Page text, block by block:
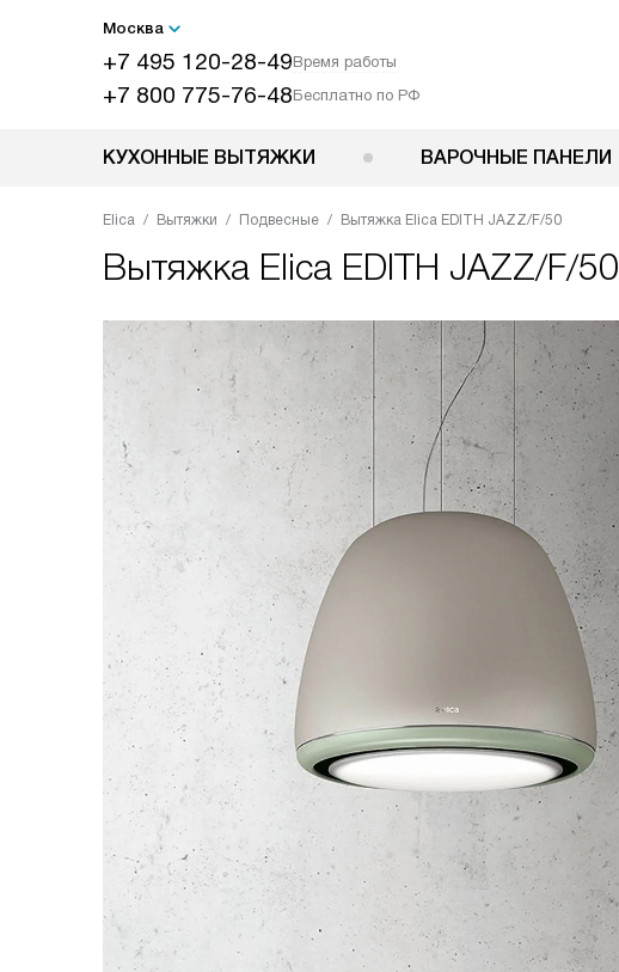
Москва
+7 495 120-28-49Время работы
+7 800 775-76-48Бесплатно по РФ
КУХОННЫЕ ВЫТЯЖКИ ВАРОЧНЫЕ ПАНЕЛИ
Elica Вытяжки Подвесные Вытяжка Elica EDITH JAZZ/F/50
Вытяжка Elica EDITH JAZZ/F/50